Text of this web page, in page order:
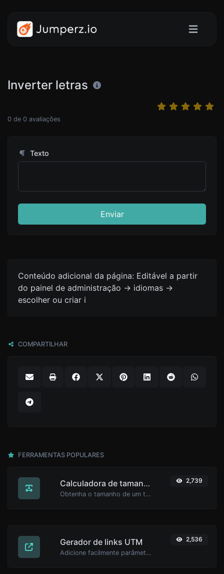
Inverter letras
0 de 0 avaliações
Texto
Enviar
Conteúdo adicional da página: Editável a partir
do painel de administração -> idiomas ->
escolher ou criar i
COMPARTILHAR
FERRAMENTAS POPULARES
Calculadora de tamanho de texto
Obtenha o tamanho de um texto em Bytes (B), Kilobytes (KB) ou Megabytes (MB).
2,739
Gerador de links UTM
Adicione facilmente parâmetros válidos UTM e gere um link UTM rastreável.
2,536